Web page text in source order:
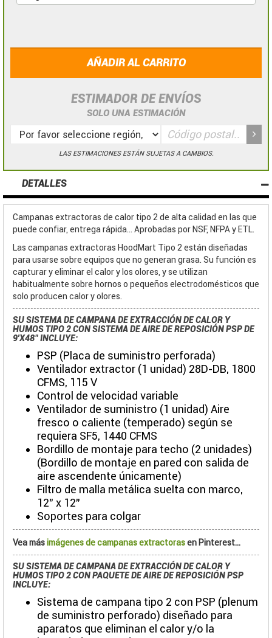
AÑADIR AL CARRITO
ESTIMADOR DE ENVÍOS
SOLO UNA ESTIMACIÓN
LAS ESTIMACIONES ESTÁN SUJETAS A CAMBIOS.
DETALLES
Campanas extractoras de calor tipo 2 de alta calidad en las que
puede confiar, entrega rápida... Aprobadas por NSF, NFPA y ETL.
Las campanas extractoras HoodMart Tipo 2 están diseñadas
para usarse sobre equipos que no generan grasa. Su función es
capturar y eliminar el calor y los olores, y se utilizan
habitualmente sobre hornos o pequeños electrodomésticos que
solo producen calor y olores.
SU SISTEMA DE CAMPANA DE EXTRACCIÓN DE CALOR Y
HUMOS TIPO 2 CON SISTEMA DE AIRE DE REPOSICIÓN PSP DE
9'X48" INCLUYE:
PSP (Placa de suministro perforada)
Ventilador extractor (1 unidad) 28D-DB, 1800
CFMS, 115 V
Control de velocidad variable
Ventilador de suministro (1 unidad) Aire
fresco o caliente (temperado) según se
requiera SF5, 1440 CFMS
Bordillo de montaje para techo (2 unidades)
(Bordillo de montaje en pared con salida de
aire ascendente únicamente)
Filtro de malla metálica suelta con marco,
12” x 12”
Soportes para colgar
Vea másimágenes de campanas extractorasen Pinterest...
SU SISTEMA DE CAMPANA DE EXTRACCIÓN DE CALOR Y
HUMOS TIPO 2 CON PAQUETE DE AIRE DE REPOSICIÓN PSP
INCLUYE:
Sistema de campana tipo 2 con PSP (plenum
de suministro perforado) diseñado para
aparatos que eliminan el calor y/o la